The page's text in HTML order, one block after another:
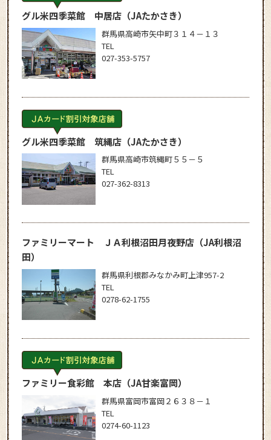
グル米四季菜館 中居店（JAたかさき）
群馬県高崎市矢中町３１４－１３
TEL
027-353-5757
グル米四季菜館 筑縄店（JAたかさき）
群馬県高崎市筑縄町５５－５
TEL
027-362-8313
ファミリーマート ＪＡ利根沼田月夜野店（JA利根沼
田）
群馬県利根郡みなかみ町上津957-2
TEL
0278-62-1755
ファミリー食彩館 本店（JA甘楽富岡）
群馬県富岡市富岡２６３８－１
TEL
0274-60-1123